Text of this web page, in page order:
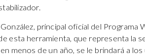
principal oficial del Programa
esta herramienta, que representa la
menos de un año, se le brindará a